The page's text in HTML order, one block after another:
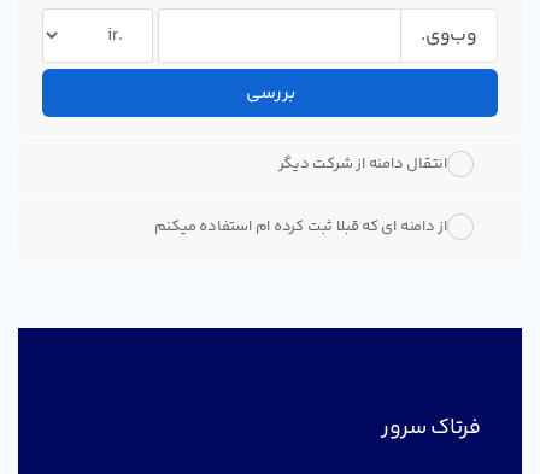
وب‌وی.
بررسی
انتقال دامنه از شرکت دیگر
از دامنه ای که قبلا ثبت کرده ام استفاده میکنم
فرتاک سرور